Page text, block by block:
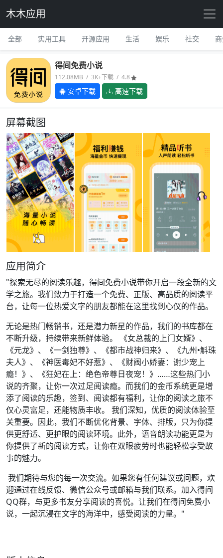
木木应用
全部 实用工具 开源应用 生活 娱乐 社交
得间免费小说
112.08MB / 3K+下载 / 4.8
安卓下载 高速下载
屏幕截图
应用简介
"探索无尽的阅读乐趣，得间免费小说带你开启一段全新的文
学之旅。我们致力于打造一个免费、正版、高品质的阅读平
台，让每一位热爱文字的朋友都能在这里找到心仪的作品。
无论是热门畅销书，还是潜力新星的作品，我们的书库都在
不断升级，持续带来新鲜体验。 《女总裁的上门女婿》、
《元龙》、《一剑独尊》、《都市战神归来》、《九州•斛珠
夫人》、《神医毒妃不好惹》、《财阀小娇妻：谢少宠上
瘾！》、《狂妃在上：绝色帝尊日夜宠！》……这些热门小
说的齐聚，让你一次过足阅读瘾。而我们的金币系统更是增
添了阅读的乐趣，签到、阅读都有福利，让你的阅读之旅不
仅心灵富足，还能物质丰收。 我们深知，优质的阅读体验至
关重要。因此，我们不断优化背景、字体、排版，只为你提
供更舒适、更护眼的阅读环境。此外，语音朗读功能更是为
你提供了新的阅读方式，让你在双眼疲劳时也能轻松享受故
事的魅力。
我们期待与您的每一次交流。如果您有任何建议或问题，欢
迎通过在线反馈、微信公众号或邮箱与我们联系。加入得间
QQ群，与更多书友分享阅读的喜悦。让我们在得间免费小
说，一起沉浸在文字的海洋中，感受阅读的力量。"